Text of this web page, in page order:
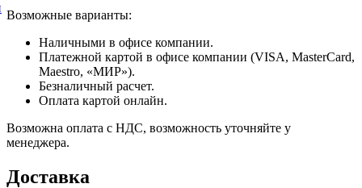
Возможные варианты:
Наличными в офисе компании.
Платежной картой в офисе компании (VISA, MasterCard,
Maestro, «МИР»).
Безналичный расчет.
Оплата картой онлайн.
Возможна оплата с НДС, возможность уточняйте у
менеджера.
Доставка